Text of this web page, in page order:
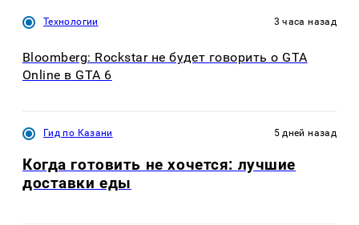
Технологии 3 часа назад
Bloomberg: Rockstar не будет говорить о GTA
Online в GTA 6
Гид по Казани 5 дней назад
Когда готовить не хочется: лучшие
доставки еды